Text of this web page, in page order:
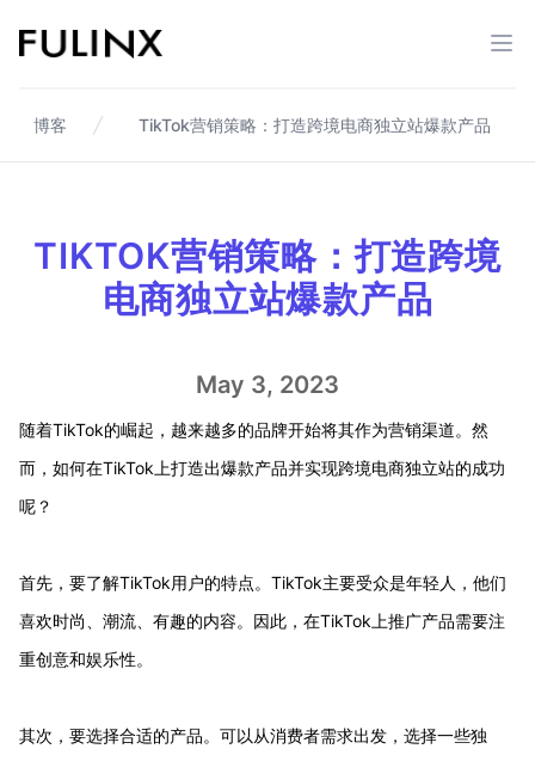
Fulinx-跨境电商独立站自建站平台
打
博客 TikTok营销策略：打造跨境电商独立站爆款产品
TIKTOK营销策略：打造跨境
电商独立站爆款产品
May 3, 2023
随着TikTok的崛起，越来越多的品牌开始将其作为营销渠道。然
而，如何在TikTok上打造出爆款产品并实现跨境电商独立站的成功
呢？
首先，要了解TikTok用户的特点。TikTok主要受众是年轻人，他们
喜欢时尚、潮流、有趣的内容。因此，在TikTok上推广产品需要注
重创意和娱乐性。
其次，要选择合适的产品。可以从消费者需求出发，选择一些独